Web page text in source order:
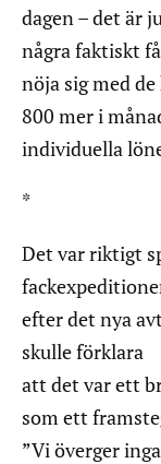
dagen – det är
några faktiskt
nöja sig med
800 mer i
individuella
*
Det var riktigt
efter det nya
skulle förklara
att det var ett
som ett
”Vi överger